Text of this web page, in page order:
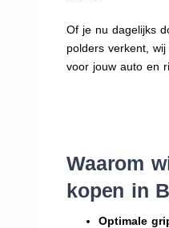
Of je nu dagelijks
polders verkent,
voor jouw auto en
Waarom
kopen in
Optimale